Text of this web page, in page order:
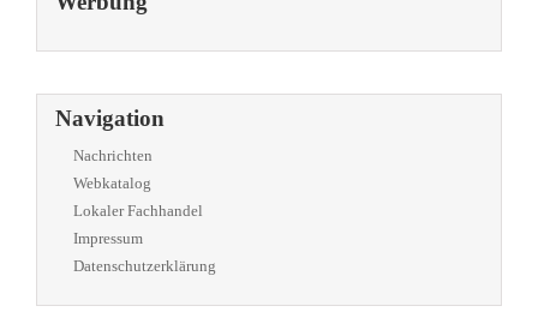
Navigation
Nachrichten
Webkatalog
Lokaler Fachhandel
Impressum
Datenschutzerklärung